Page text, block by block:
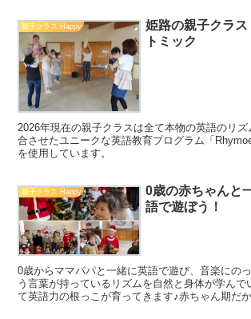
親子クラス Happy
姫路の親子クラ
トミック
2026年現在の親子クラスは全て本物の英語のリ
合させたユニークな英語教育プログラム「
を使用しています。
親子クラス Happy
0歳の赤ちゃんと
語で遊ぼう！
0歳からママパパと一緒に英語で遊び、音楽にの
う言葉が持っているリズムを自然と身体が学んで
て英語力の根っこが育ってきます♪赤ちゃん期だ